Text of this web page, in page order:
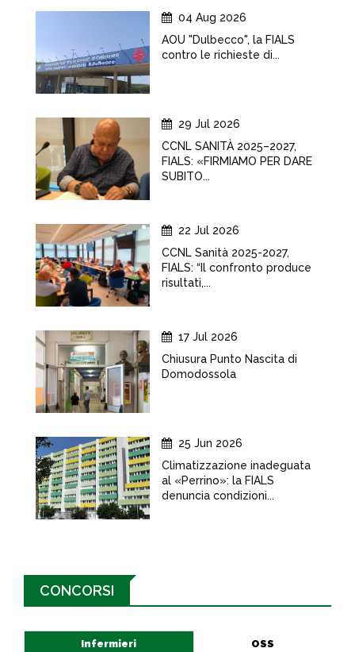
04 Aug 2026
AOU "Dulbecco", la FIALS
contro le richieste di...
29 Jul 2026
CCNL SANITÀ 2025–2027,
FIALS: «FIRMIAMO PER DARE
SUBITO...
22 Jul 2026
CCNL Sanità 2025-2027,
FIALS: “Il confronto produce
risultati,...
17 Jul 2026
Chiusura Punto Nascita di
Domodossola
25 Jun 2026
Climatizzazione inadeguata
al «Perrino»: la FIALS
denuncia condizioni...
CONCORSI
Infermieri OSS